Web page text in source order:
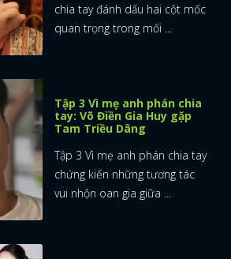
chia tay đánh dấu hai cột mốc
quan trọng trong mối ...
Tập 3 Vì mẹ anh phán chia
tay: Võ Điền Gia Huy gặp
Tam Triều Dâng
Tập 3 Vì mẹ anh phán chia tay
chứng kiến những tương tác
vui nhộn oan gia giữa ...